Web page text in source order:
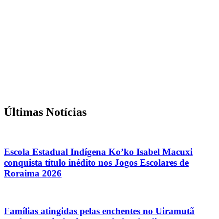
Últimas Notícias
Escola Estadual Indígena Ko’ko Isabel Macuxi
conquista título inédito nos Jogos Escolares de
Roraima 2026
Famílias atingidas pelas enchentes no Uiramutã